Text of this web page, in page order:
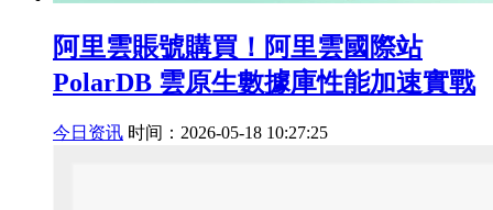
阿里雲賬號購買！阿里雲國際站
PolarDB 雲原生數據庫性能加速實戰
今日资讯 时间：2026-05-18 10:27:25